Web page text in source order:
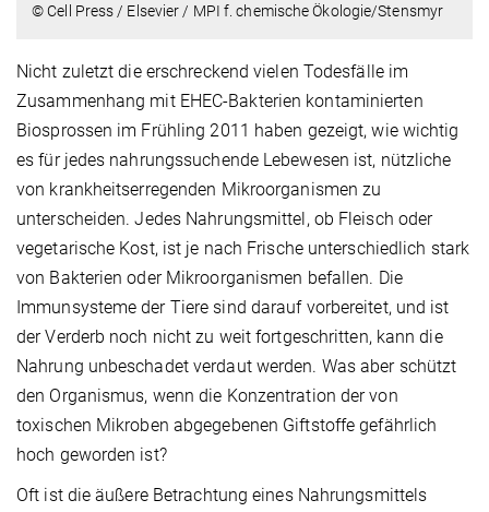
© Cell Press / Elsevier / MPI f. chemische Ökologie/Stensmyr
Nicht zuletzt die erschreckend vielen Todesfälle im
Zusammenhang mit EHEC-Bakterien kontaminierten
Biosprossen im Frühling 2011 haben gezeigt, wie wichtig
es für jedes nahrungssuchende Lebewesen ist, nützliche
von krankheitserregenden Mikroorganismen zu
unterscheiden. Jedes Nahrungsmittel, ob Fleisch oder
vegetarische Kost, ist je nach Frische unterschiedlich stark
von Bakterien oder Mikroorganismen befallen. Die
Immunsysteme der Tiere sind darauf vorbereitet, und ist
der Verderb noch nicht zu weit fortgeschritten, kann die
Nahrung unbeschadet verdaut werden. Was aber schützt
den Organismus, wenn die Konzentration der von
toxischen Mikroben abgegebenen Giftstoffe gefährlich
hoch geworden ist?
Oft ist die äußere Betrachtung eines Nahrungsmittels